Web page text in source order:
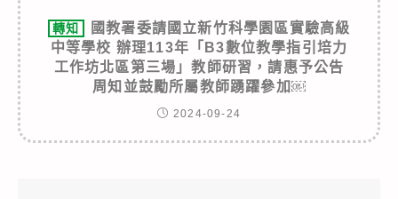
轉知
國教署委請國立新竹科學園區實驗高級
中等學校 辦理113年「B3數位教學指引培力
工作坊北區第三場」教師研習，請惠予公告
周知並鼓勵所屬教師踴躍參加￼
2024-09-24